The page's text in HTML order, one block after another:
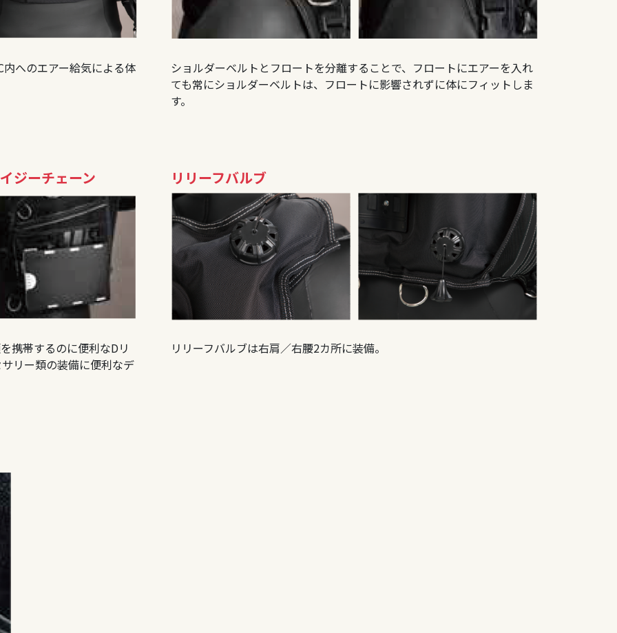
へのエアー給気による体
ショルダーベルトとフロートを分離することで、フロートにエアーを入れ
ても常にショルダーベルトは、フロートに影響されずに体にフィットしま
す。
ジーチェーン
携帯するのに便利なDリ
リー類の装備に便利なデ
リリーフバルブ
リリーフバルブは右肩／右腰2カ所に装備。